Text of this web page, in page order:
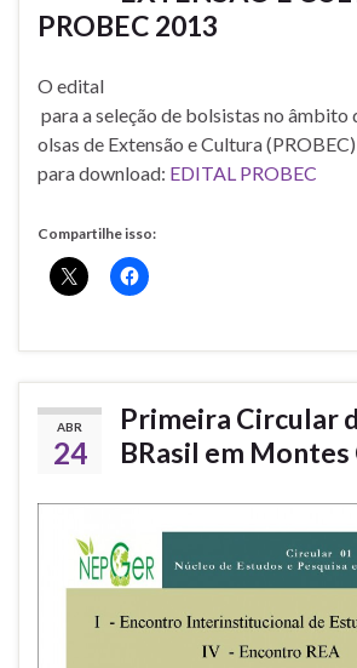
PROBEC 2013
O edital
para a seleção de bolsistas no âmbito
olsas de Extensão e Cultura
para download: EDITAL PROBEC
Compartilhe isso:
ABR
24
Primeira Circular
BRasil em